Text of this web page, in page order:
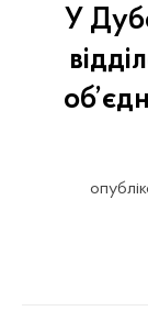
У